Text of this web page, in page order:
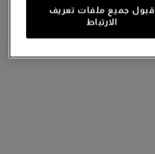
قبول جميع ملفات تعريف
الارتباط